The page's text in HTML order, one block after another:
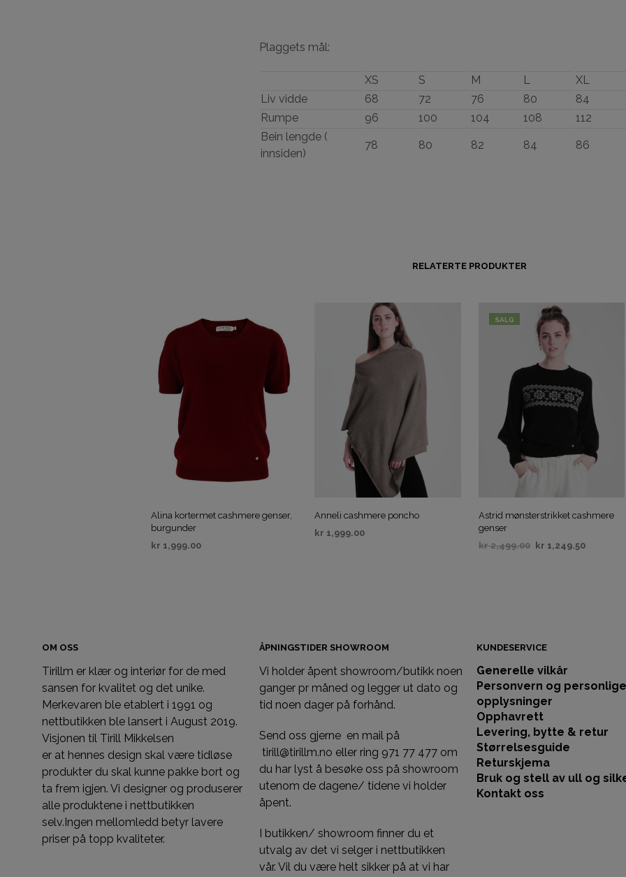
Plaggets mål:
XS S M L
XL
Liv vidde
68 72 76 80 84
Rumpe
96 100 104 108 112
Bein lengde (
innsiden)
78 80 82 84 86
RELATERTE PRODUKTER
Alina kortermet cashmere genser,
burgunder
kr 1,999.00
Anneli cashmere poncho
kr 1,999.00
SALG
Astrid mønsterstrikket cashmere
genser
kr2,499.00 kr 1,249.50
OM OSS
Tirillm er klær og interiør for de med
sansen for kvalitet og det unike.
Merkevaren ble etablert i 1991 og
nettbutikken ble lansert i August 2019.
Visjonen til Tirill Mikkelsen
er at hennes design skal være tidløse
produkter du skal kunne pakke bort og
ta frem igjen. Vi designer og produserer
alle produktene i nettbutikken
selv.Ingen mellomledd betyr lavere
priser på topp kvaliteter.
ÅPNINGSTIDER SHOWROOM
Vi holder åpent showroom/butikk noen
ganger pr måned og legger ut dato og
tid noen dager på forhånd.
Send oss gjerne en mail på
tirill@tirillm.no eller ring 971 77 477 om
du har lyst å besøke oss på showroom
utenom de dagene/ tidene vi holder
åpent.
I butikken/ showroom finner du et
utvalg av det vi selger i nettbutikken
vår. Vil du være helt sikker på at vi har
KUNDESERVICE
Generelle vilkår
Personvern og personlige
opplysninger
Opphavrett
Levering, bytte & retur
Størrelsesguide
Returskjema
Bruk og stell av ull og
Kontakt oss